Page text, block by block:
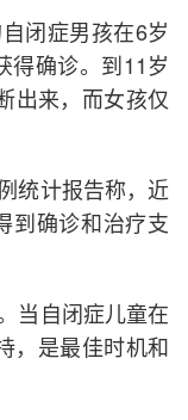
闭症男孩在6岁
得确诊。到11岁
出来，而女孩仅
统计报告称，近
到确诊和治疗支
当自闭症儿童在
，是最佳时机和